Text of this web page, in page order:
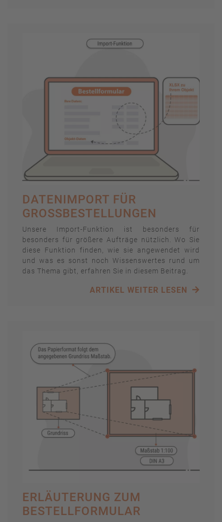
DATENIMPORT FÜR
GROSSBESTELLUNGEN
Unsere Import-Funktion ist besonders für
besonders für größere Aufträge nützlich. Wo Sie
diese Funktion finden, wie sie angewendet wird
und was es sonst noch Wissenswertes rund um
das Thema gibt, erfahren Sie in diesem Beitrag.
ARTIKEL WEITER LESEN
ERLÄUTERUNG ZUM
BESTELLFORMULAR